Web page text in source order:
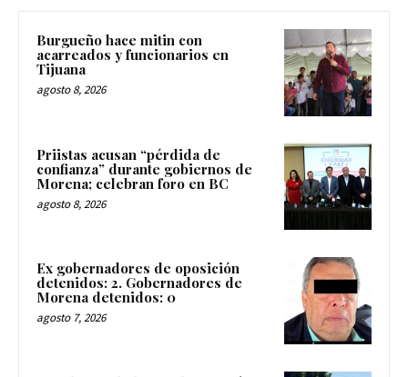
Burgueño hace mitin con
acarreados y funcionarios en
Tijuana
agosto 8, 2026
Priistas acusan “pérdida de
confianza” durante gobiernos de
Morena; celebran foro en BC
agosto 8, 2026
Ex gobernadores de oposición
detenidos: 2. Gobernadores de
Morena detenidos: 0
agosto 7, 2026